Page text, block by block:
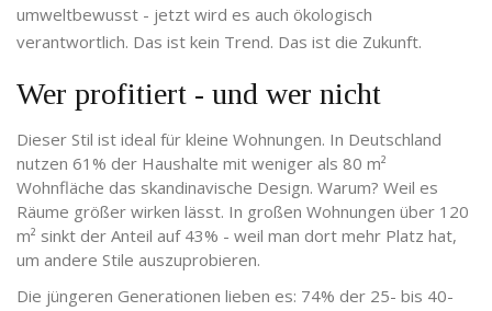
umweltbewusst - jetzt wird es auch ökologisch
verantwortlich. Das ist kein Trend. Das ist die Zukunft.
Wer profitiert - und wer nicht
Dieser Stil ist ideal für kleine Wohnungen. In Deutschland
nutzen 61% der Haushalte mit weniger als 80 m²
Wohnfläche das skandinavische Design. Warum? Weil es
Räume größer wirken lässt. In großen Wohnungen über 120
m² sinkt der Anteil auf 43% - weil man dort mehr Platz hat,
um andere Stile auszuprobieren.
Die jüngeren Generationen lieben es: 74% der 25- bis 40-